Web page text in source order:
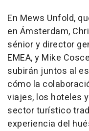
En Mews Unfold,
en Ámsterdam,
sénior y director
EMEA, y Mike
subirán juntos al
cómo la
viajes, los hoteles
sector turístico
experiencia del